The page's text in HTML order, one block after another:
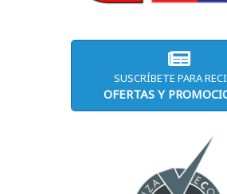
SUSCRÍBETE PARA
OFERTAS Y